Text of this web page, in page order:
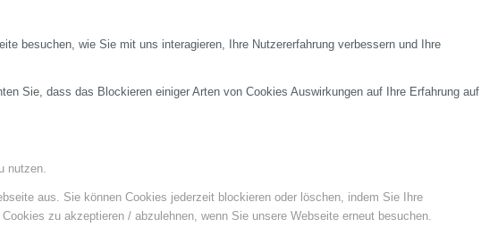
besuchen, wie Sie mit uns interagieren, Ihre Nutzererfahrung verbessern und Ihre
Sie, dass das Blockieren einiger Arten von Cookies Auswirkungen auf Ihre Erfahrung auf
nutzen.
aus. Sie können Cookies jederzeit blockieren oder löschen, indem Sie Ihre
zu akzeptieren / abzulehnen, wenn Sie unsere Webseite erneut besuchen.